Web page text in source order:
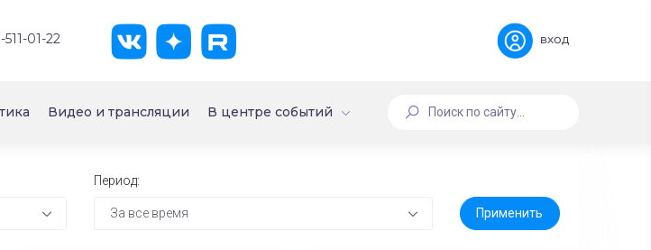
01-22 вход
Видео и трансляции В центре событий
Период:
За все время